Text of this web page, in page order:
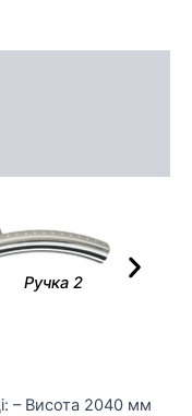
Ручка 2
– Висота 2040 мм